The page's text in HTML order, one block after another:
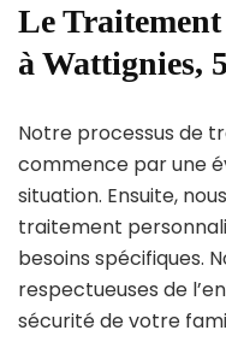
Le
à Wattignies,
Notre processus de
commence par une
situation. Ensuite,
traitement
besoins spécifiques.
respectueuses de
sécurité de votre